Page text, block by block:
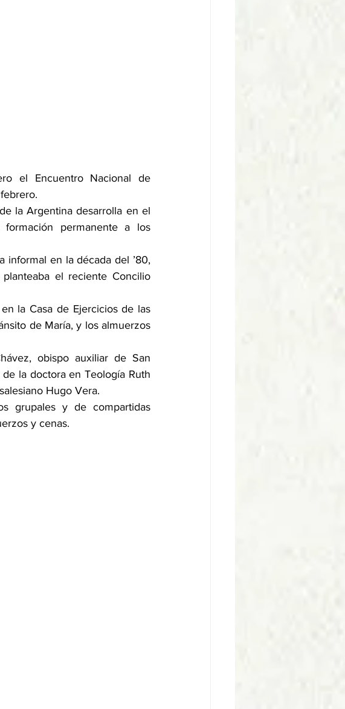
el Encuentro Nacional de
la Argentina desarrolla en el
permanente a los
informal en la década del ’80,
el reciente Concilio
la Casa de Ejercicios de las
de María, y los almuerzos
obispo auxiliar de San
la doctora en Teología Ruth
Hugo Vera.
grupales y de compartidas
y cenas.